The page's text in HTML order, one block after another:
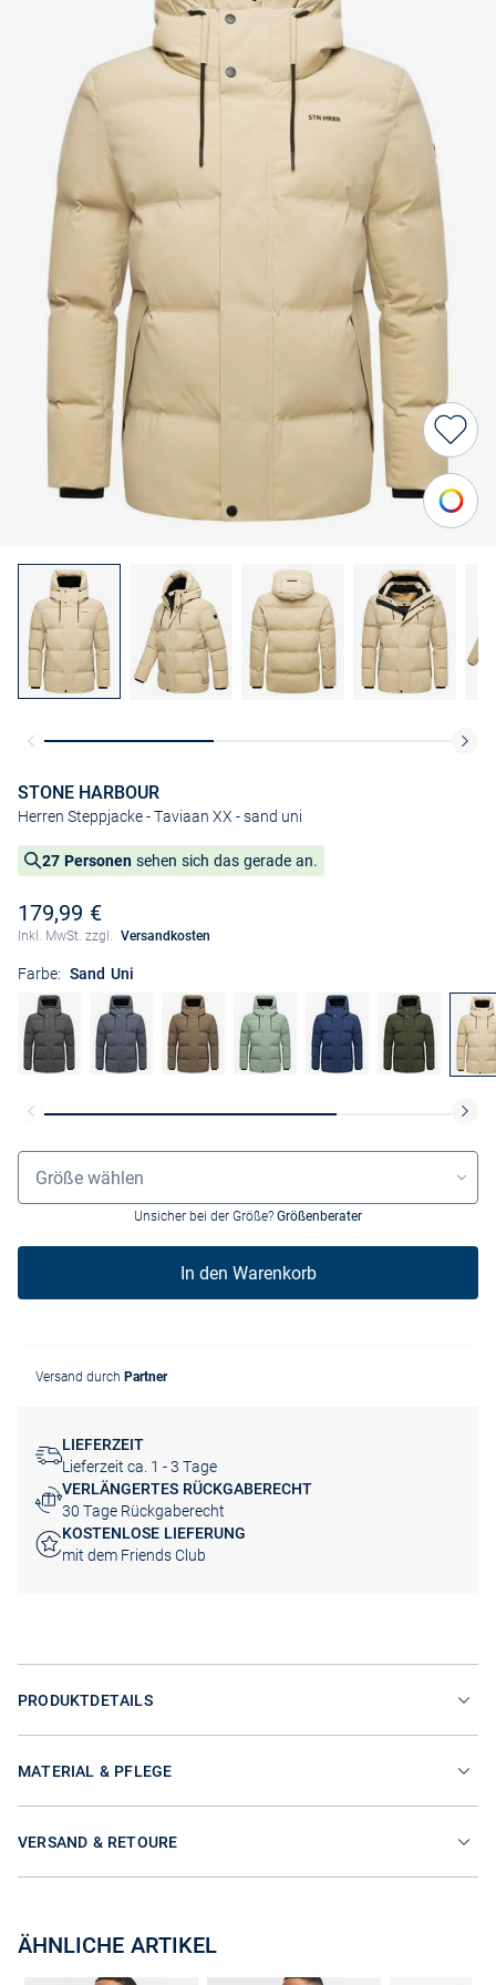
STONE HARBOUR
Herren Steppjacke - Taviaan XX - sand uni
27 Personen sehen sich das gerade an.
179,99 €
Inkl. MwSt. zzgl. Versandkosten
Farbe: Sand Uni
Größenauswahl
Größe wählen
Unsicher bei der Größe? Größenberater
In den Warenkorb
Versand durch Partner
LIEFERZEIT
Lieferzeit ca. 1 - 3 Tage
VERLÄNGERTES RÜCKGABERECHT
30 Tage Rückgaberecht
KOSTENLOSE LIEFERUNG
mit dem Friends Club
PRODUKTDETAILS
MATERIAL & PFLEGE
VERSAND & RETOURE
ÄHNLICHE ARTIKEL